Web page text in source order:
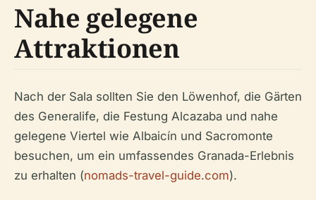
Nahe gelegene
Attraktionen
Nach der Sala sollten Sie den Löwenhof, die Gärten
des Generalife, die Festung Alcazaba und nahe
gelegene Viertel wie Albaicín und Sacromonte
besuchen, um ein umfassendes Granada-Erlebnis
zu erhalten (nomads-travel-guide.com).